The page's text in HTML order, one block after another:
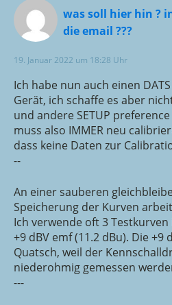
was soll hier hin ?
die email ???
19. Januar 2022 um 18:28 Uhr
Ich habe nun auch einen
Gerät, ich schaffe es aber
und andere SETUP
muss also IMMER neu
dass keine Daten zur
--
An einer sauberen
Speicherung der Kurven
Ich verwende oft 3
+9 dBV emf (11.2 dBu). Die +9
Quatsch, weil der
niederohmig gemessen
---